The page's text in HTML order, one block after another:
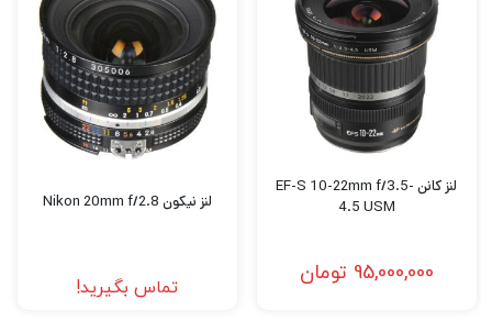
لنز کانن EF-S 10-22mm f/3.5-
4.5 USM
95,000,000 تومان
لنز نیکون Nikon 20mm f/2.8
تماس بگیرید!